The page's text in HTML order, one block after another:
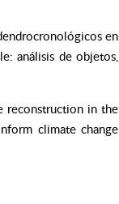
en
análisis de objetos,
reconstruction in the
climate change